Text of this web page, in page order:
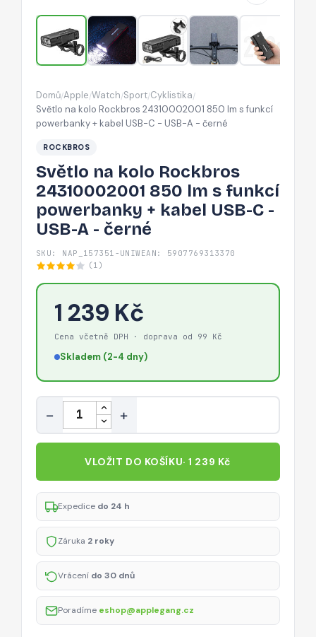
lm
s
funkcí
powerbanky
kabel
USB-
USB-
A
Domů/Apple/Watch/Sport/Cyklistika/
Světlo na kolo Rockbros 24310002001 850 lm s funkcí
powerbanky + kabel USB-C - USB-A - černé
ROCKBROS
Světlo na kolo Rockbros
24310002001 850 lm s funkcí
powerbanky + kabel USB-C -
USB-A - černé
SKU: NAP_157351-UNIWEAN: 5907769313370
(1)
1 239 Kč
Cena včetně DPH · doprava od 99 Kč
Skladem (2-4 dny)
Množství
− +
VLOŽIT DO KOŠÍKU· 1 239 Kč
Expedice do 24 h
Záruka 2 roky
Vrácení do 30 dnů
Poradíme eshop@applegang.cz